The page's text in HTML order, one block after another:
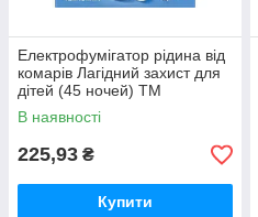
Електрофумiгатор рідина від
комарів Лагідний захист для
дітей (45 ночей) ТМ
MOSQUITALL
В наявності
225,93 ₴
Купити